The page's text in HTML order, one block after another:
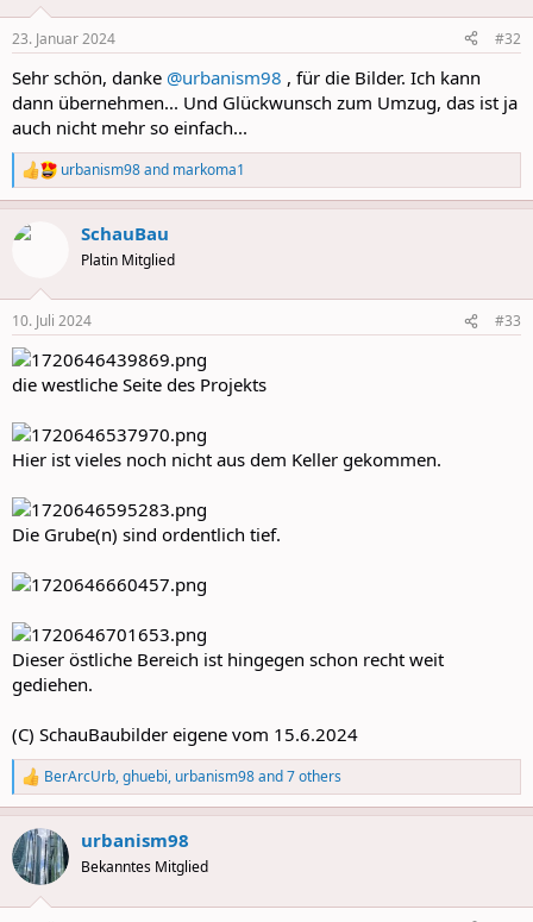
s
23. Januar 2024 #32
Sehr schön, danke @urbanism98 , für die Bilder. Ich kann
dann übernehmen... Und Glückwunsch zum Umzug, das ist ja
auch nicht mehr so einfach...
R
e
a
c
s
:
urbanism98and markoma1
SchauBau
Platin Mitglied
10. Juli 2024 #33
die westliche Seite des Projekts
Hier ist vieles noch nicht aus dem Keller gekommen.
Die Grube(n) sind ordentlich tief.
Dieser östliche Bereich ist hingegen schon recht weit
gediehen.
(C) SchauBaubilder eigene vom 15.6.2024
R
e
a
c
t
i
BerArcUrb,ghuebi, urbanism98and 7 others
urbanism98
Bekanntes Mitglied